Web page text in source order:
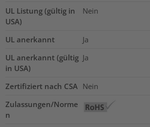
UL Listung (gültig in
USA)
Nein
UL anerkannt
Ja
UL anerkannt (gültig
in USA)
Ja
Zertifiziert nach CSA Nein
Zulassungen/Norme
n